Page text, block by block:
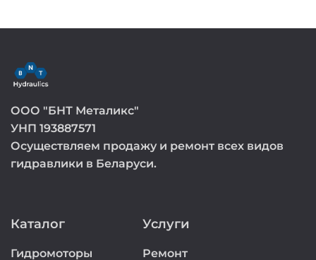
ООО "БНТ Металикс"
УНП 193887571
Осуществляем продажу и ремонт всех видов
гидравлики в Беларуси.
Каталог
Гидромоторы
Услуги
Ремонт